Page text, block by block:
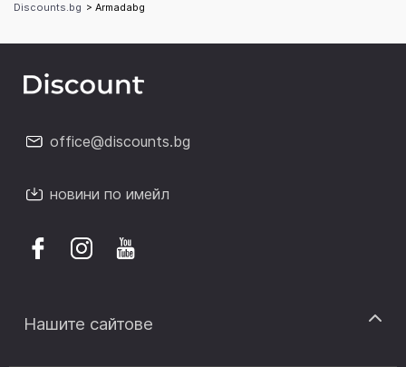
Discounts.bg > Armadabg
office@discounts.bg
новини по имейл
Нашите сайтове